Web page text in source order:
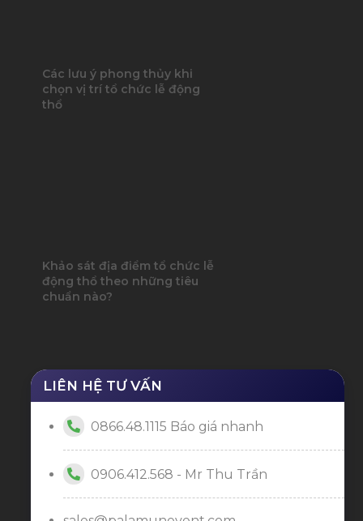
Các lưu ý phong thủy khi
chọn vị trí tổ chức lễ động
thổ
Khảo sát địa điểm tổ chức lễ
động thổ theo những tiêu
chuẩn nào?
LIÊN HỆ TƯ VẤN
0866.48.1115 Báo giá nhanh
0906.412.568 - Mr Thu Trần